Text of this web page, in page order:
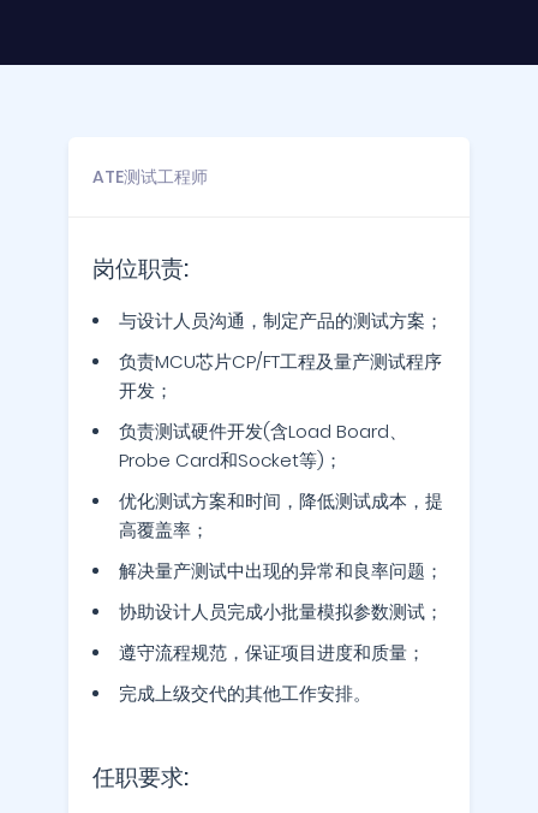
ATE测试工程师
岗位职责:
与设计人员沟通，制定产品的测试方案；
负责MCU芯片CP/FT工程及量产测试程序
开发；
负责测试硬件开发(含Load Board、
Probe Card和Socket等)；
优化测试方案和时间，降低测试成本，提
高覆盖率；
解决量产测试中出现的异常和良率问题；
协助设计人员完成小批量模拟参数测试；
遵守流程规范，保证项目进度和质量；
完成上级交代的其他工作安排。
任职要求: